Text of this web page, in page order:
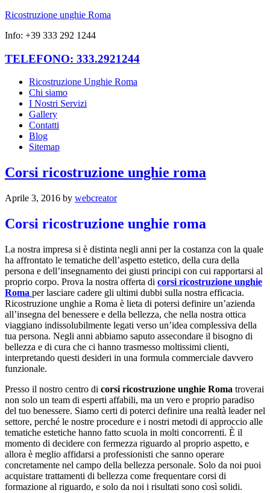
Ricostruzione unghie Roma
Info: +39 333 292 1244
TELEFONO: 333.2921244
Ricostruzione Unghie Roma
Chi siamo
I Nostri Servizi
Gallery
Contatti
Blog
Sitemap
Corsi ricostruzione unghie roma
Aprile 3, 2016 by webcreator
Corsi ricostruzione unghie roma
La nostra impresa si è distinta negli anni per la costanza con la quale
ha affrontato le tematiche dell’aspetto estetico, della cura della
persona e dell’insegnamento dei giusti principi con cui rapportarsi al
proprio corpo. Prova la nostra offerta di corsi ricostruzione unghie
Roma per lasciare cadere gli ultimi dubbi sulla nostra efficacia.
Ricostruzione unghie a Roma è lieta di potersi definire un’azienda
all’insegna del benessere e della bellezza, che nella nostra ottica
viaggiano indissolubilmente legati verso un’idea complessiva della
tua persona. Negli anni abbiamo saputo assecondare il bisogno di
bellezza e di cura che ci hanno trasmesso moltissimi clienti,
interpretando questi desideri in una formula commerciale davvero
funzionale.
Presso il nostro centro di corsi ricostruzione unghie Roma troverai
non solo un team di esperti affabili, ma un vero e proprio paradiso
del tuo benessere. Siamo certi di poterci definire una realtà leader nel
settore, perché le nostre procedure e i nostri metodi di approccio alle
tematiche estetiche hanno fatto scuola in molti concorrenti. È il
momento di decidere con fermezza riguardo al proprio aspetto, e
allora è meglio affidarsi a professionisti che sanno operare
concretamente nel campo della bellezza personale. Solo da noi puoi
acquistare trattamenti di bellezza come frequentare corsi di
formazione al riguardo, e solo da noi i risultati sono così solidi.